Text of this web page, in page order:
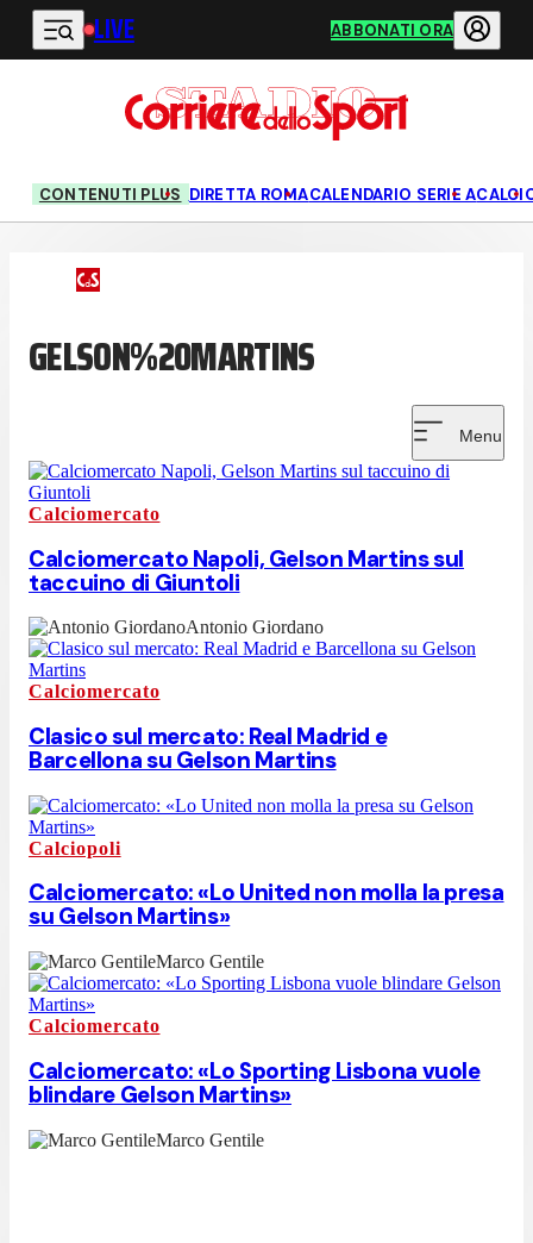
Vai al contenuto principale
LIVE ABBONATI ORA
CONTENUTI PLUS DIRETTA ROMACALENDARIO SERIE A
GELSON%20MARTINS
Menu
Calciomercato
Calciomercato Napoli, Gelson Martins sul
taccuino di Giuntoli
Antonio Giordano
Calciomercato
Clasico sul mercato: Real Madrid e
Barcellona su Gelson Martins
Calciopoli
Calciomercato: «Lo United non molla la presa
su Gelson Martins»
Marco Gentile
Calciomercato
Calciomercato: «Lo Sporting Lisbona vuole
blindare Gelson Martins»
Marco Gentile